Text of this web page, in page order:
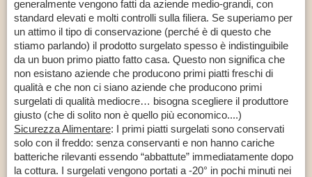
generalmente vengono fatti da aziende medio-grandi, con
standard elevati e molti controlli sulla filiera. Se superiamo per
un attimo il tipo di conservazione (perché è di questo che
stiamo parlando) il prodotto surgelato spesso è indistinguibile
da un buon primo piatto fatto casa. Questo non significa che
non esistano aziende che producono primi piatti freschi di
qualità e che non ci siano aziende che producono primi
surgelati di qualità mediocre… bisogna scegliere il produttore
giusto (che di solito non è quello più economico....)
Sicurezza Alimentare: I primi piatti surgelati sono conservati
solo con il freddo: senza conservanti e non hanno cariche
batteriche rilevanti essendo “abbattute” immediatamente dopo
la cottura. I surgelati vengono portati a -20° in pochi minuti nei